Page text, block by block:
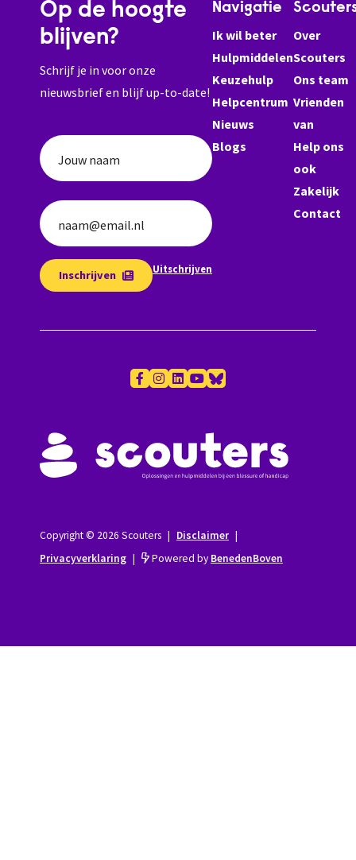
Op de hoogte
blijven?
Schrijf je in voor onze
nieuwsbrief en blijf up-to-date!
Jouw naam
naam@email.nl
Inschrijven Uitschrijven
Navigatie
Ik wil beter
Hulpmiddelen
Keuzehulp
Helpcentrum
Nieuws
Blogs
Over
Scouters
Ons team
Vrienden
van
Help ons
ook
Zakelijk
Contact
Copyright © 2026 Scouters | Disclaimer |
Privacyverklaring | Powered by BenedenBoven